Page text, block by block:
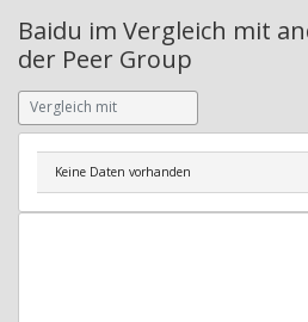
Baidu im Vergleich mit
der Peer Group
Keine Daten vorhanden